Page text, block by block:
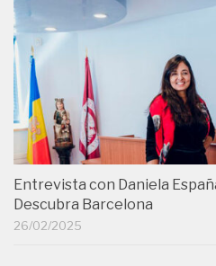
Entrevista con Daniela
Descubra Barcelona
26/02/2025